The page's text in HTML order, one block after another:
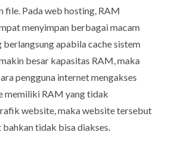
file. Pada web hosting, RAM
menyimpan berbagai macam
berlangsung apabila cache sistem
besar kapasitas RAM, maka
pengguna internet mengakses
memiliki RAM yang tidak
website, maka website tersebut
tidak bisa diakses.